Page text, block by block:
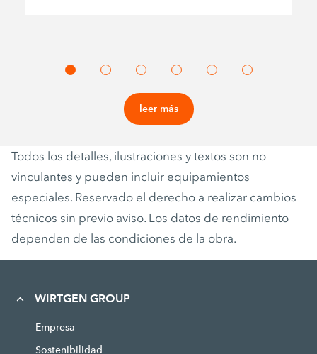
leer más
Todos los detalles, ilustraciones y textos son no
vinculantes y pueden incluir equipamientos
especiales. Reservado el derecho a realizar cambios
técnicos sin previo aviso. Los datos de rendimiento
dependen de las condiciones de la obra.
WIRTGEN GROUP
Empresa
Sostenibilidad